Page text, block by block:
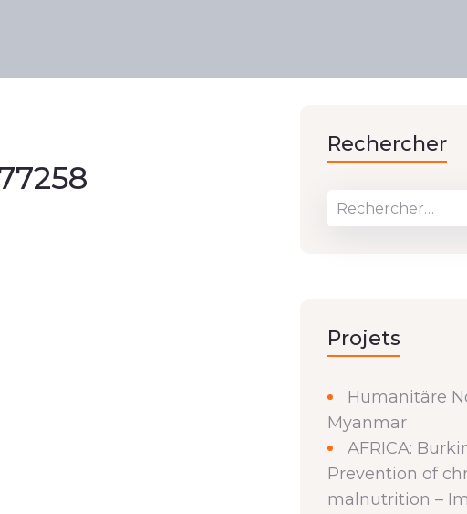
Rechercher
Projets
Humanitäre
Myanmar
AFRICA:
Prevention of
malnutrition –